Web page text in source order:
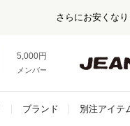
さらにお安くな
5,000円以上お買い上げで送
メンバー登録でお得な情報をゲ
ブランド 別注アイテ